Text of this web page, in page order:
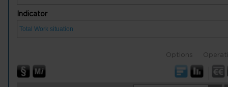
Indicator
Options